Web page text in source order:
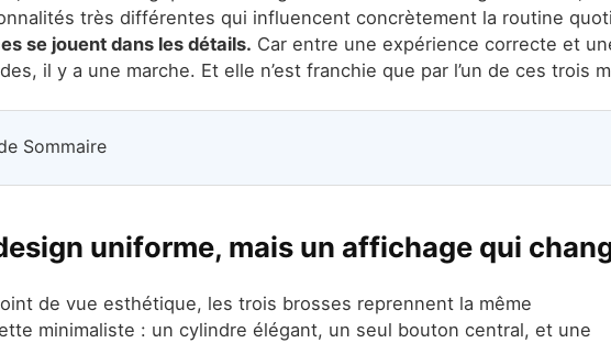
très différentes qui influencent concrètement la routine
se jouent dans les détails. Car entre une expérience correcte et
il y a une marche. Et elle n’est franchie que par l’un de ces trois
Sommaire
uniforme, mais un affichage qui
de vue esthétique, les trois brosses reprennent la même
minimaliste : un cylindre élégant, un seul bouton central, et une